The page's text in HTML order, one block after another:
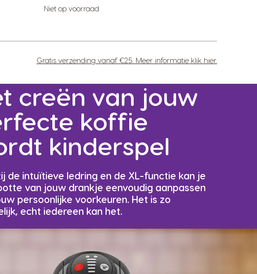
Niet op voorraad
Gratis verzending vanaf €25. Meer informatie klik hier.
creën van jouw
koffie
kinderspel
de intuïtieve ledring en de XL-functie kan je
van jouw drankje eenvoudig aanpassen
persoonlijke voorkeuren. Het is zo
echt iedereen kan het.